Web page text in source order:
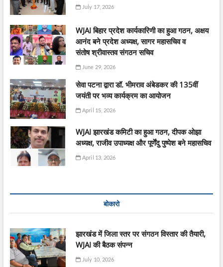
July 17, 2026
WJAI बिहार प्रदेश कार्यकारिणी का हुआ गठन, अक्षय
आनंद बने प्रदेश अध्यक्ष, सागर महासचिव व
संतोष श्रीवास्तव संगठन सचिव
June 29, 2026
सेवा पटना द्वारा डॉ. भीमराव अंबेडकर की 135वीं
जयंती पर भव्य कार्यक्रम का आयोजन
April 15, 2026
WJAI झारखंड कमिटी का हुआ गठन, दीपक ओझा
अध्यक्ष, राजीव उपाध्यक्ष और पूर्णेंदु पुष्पेश बने महासचिव
April 13, 2026
बोकारो
झारखंड में जिला स्तर पर संगठन विस्तार की तैयारी,
WJAI की बैठक संपन्न
July 10, 2026